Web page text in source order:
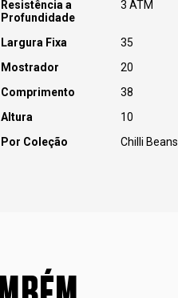
Resistência a
Profundidade
3 ATM
Largura Fixa
35
Mostrador
20
Comprimento
38
Altura
10
Por Coleção
Chilli Beans